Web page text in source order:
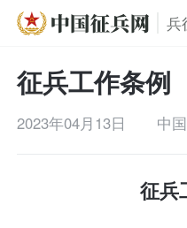
兵
征兵工作条例
2023年04月13日 中
征兵